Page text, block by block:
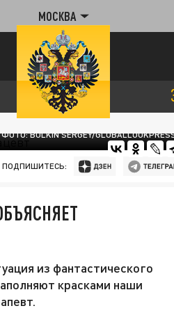
МОСКВА
ФОТО: BULKIN SERGEY/
ПОДПИШИТЕСЬ:
из фантастического
красками наши